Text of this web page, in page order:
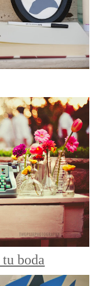
boda